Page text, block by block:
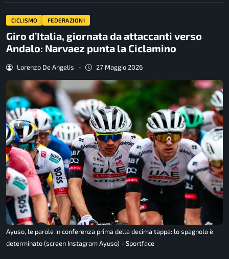
CICLISMO FEDERAZIONI
Giro d’Italia, giornata da attaccanti verso
Andalo: Narvaez punta la Ciclamino
Lorenzo De Angelis - 27 Maggio 2026
Ayuso, le parole in conferenza prima della decima tappa: lo spagnolo è
determinato (screen Instagram Ayuso) - Sportface